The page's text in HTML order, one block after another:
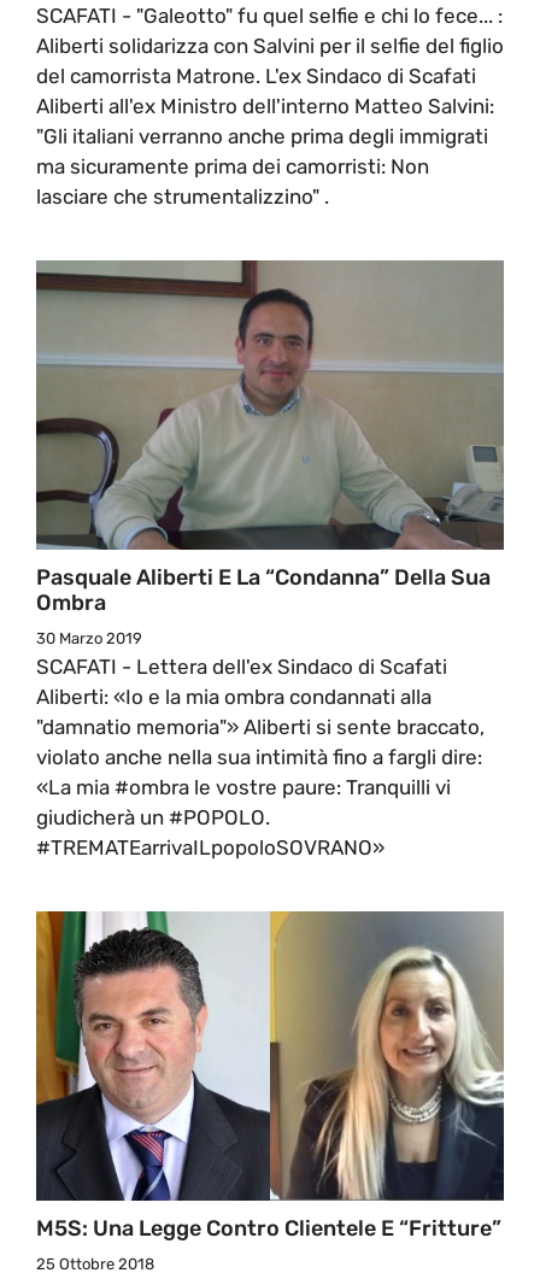
SCAFATI - "Galeotto" fu quel selfie e chi lo fece... :
Aliberti solidarizza con Salvini per il selfie del figlio
del camorrista Matrone. L'ex Sindaco di Scafati
Aliberti all'ex Ministro dell'interno Matteo Salvini:
"Gli italiani verranno anche prima degli immigrati
ma sicuramente prima dei camorristi: Non
lasciare che strumentalizzino" .
Pasquale Aliberti E La “condanna” Della Sua
Ombra
30 Marzo 2019
SCAFATI - Lettera dell'ex Sindaco di Scafati
Aliberti: «Io e la mia ombra condannati alla
"damnatio memoria"» Aliberti si sente braccato,
violato anche nella sua intimità fino a fargli dire:
«La mia #ombra le vostre paure: Tranquilli vi
giudicherà un #POPOLO.
#TREMATEarrivaILpopoloSOVRANO»
M5S: Una Legge Contro Clientele E “fritture”
25 Ottobre 2018